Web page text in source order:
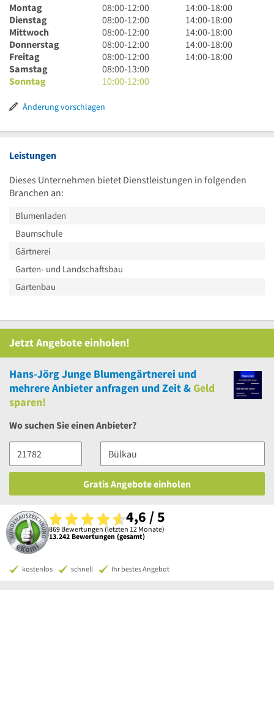
Montag
8
Uhr
bis
12
Uhr
08:00-12:00
14
Uhr
bis
18
Uhr
14:00-18:00
Dienstag
8
Uhr
bis
12
Uhr
08:00-12:00
14
Uhr
bis
18
14:00-18:00
Mittwoch
8
Uhr
bis
12
Uhr
08:00-12:00
14
Uhr
bis
14:00-18:00
Donnerstag
8
Uhr
bis
12
08:00-12:00
14
Uhr
14:00-18:00
Freitag
8
Uhr
bis
Uhr
08:00-12:00
14
14:00-18:00
Samstag
8
Uhr
13
08:00-13:00
Sonntag
10
bis
Uhr
10:00-12:00
Änderung vorschlagen
Leistungen
Dieses Unternehmen bietet Dienstleistungen in folgenden
Branchen an:
Blumenladen
Baumschule
Gärtnerei
Garten- und Landschaftsbau
Gartenbau
Jetzt Angebote einholen!
Hans-Jörg Junge Blumengärtnerei und
mehrereAnbieter anfragen und Zeit &Geld
sparen!
Wo suchen Sie einen Anbieter?
Gratis Angebote einholen
4,6 / 5
869 Bewertungen (letzten 12 Monate)
13.242 Bewertungen (gesamt)
kostenlos schnell Ihr bestes Angebot